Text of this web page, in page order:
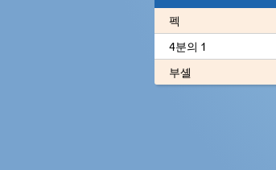
펙
4분의 1
부셸